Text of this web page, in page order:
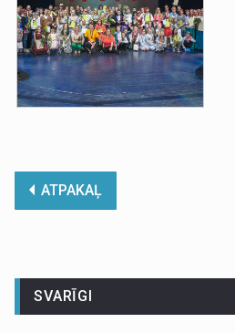
ATPAKAĻ
SVARĪGI